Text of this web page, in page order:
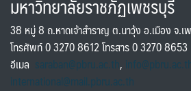
มหาวิทยาลัยราชภัฏเพชรบุรี
38 หมู่ 8 ถ.หาดเจ้าสำราญ ต.นาวุ้ง อ.เมือง จ.เ
โทรศัพท์ 0 3270 8612 โทรสาร 0 3270 8653
อีเมล saraban@pbru.ac.th,
international@mail.pbru.ac.th